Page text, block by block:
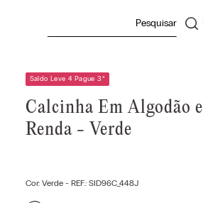
Saldo Leve 4 Pague 3*
Calcinha Em Algodão e
Renda - Verde
Cor: Verde- REF.: SID96C_448J